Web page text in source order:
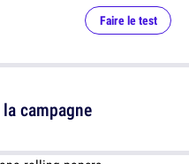
Faire le test
campagne